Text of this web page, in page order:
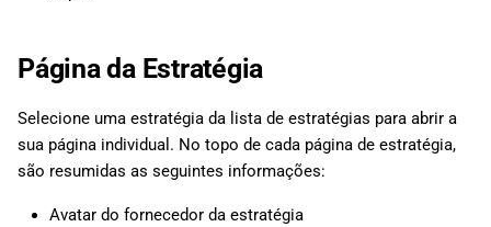
Página da Estratégia
Selecione uma estratégia da lista de estratégias para abrir a
sua página individual. No topo de cada página de estratégia,
são resumidas as seguintes informações:
Avatar do fornecedor da estratégia